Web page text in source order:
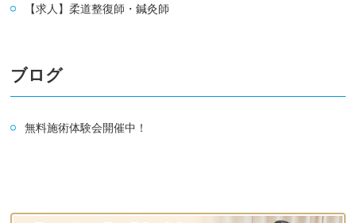
【求人】柔道整復師・鍼灸師
ブログ
無料施術体験会開催中！